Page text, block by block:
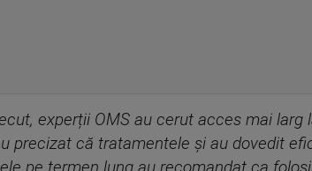
experții OMS au cerut acces mai
precizat că tratamentele și au dovedit